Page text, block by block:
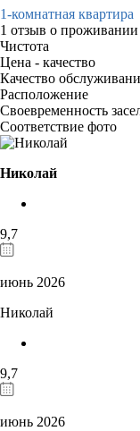
1-комнатная квартира
1 отзыв о проживании
Чистота
Цена - качество
Качество
Расположение
Своевременность
Соответствие фото
Николай
9,7
июнь 2026
Николай
9,7
июнь 2026